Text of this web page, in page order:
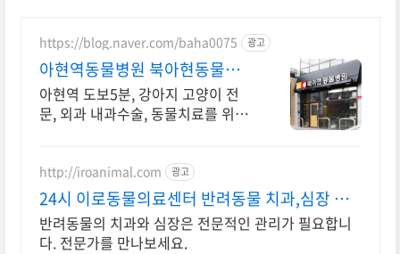
https://blog.naver.com/baha0075 광고
아현역동물병원 북아현동물병
원 반려동물 건강검진, 접종문의
아현역 도보5분, 강아지 고양이 전
문, 외과 내과수술, 동물치료를 위한
http://iroanimal.com 광고
24시 이로동물의료센터 반려동물 치과,심장 전
문진료
반려동물의 치과와 심장은 전문적인 관리가 필요합니
다. 전문가를 만나보세요.